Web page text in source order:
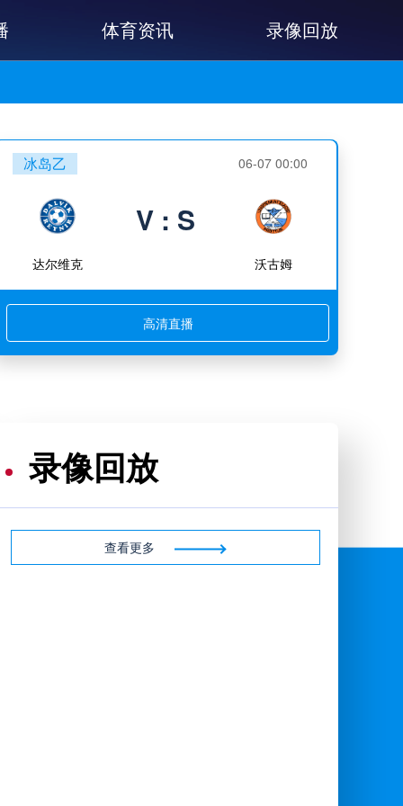
体育资讯 录像回放
冰岛乙 06-07 00:00
达尔维克
V : S
沃古姆
高清直播
录像回放
查看更多